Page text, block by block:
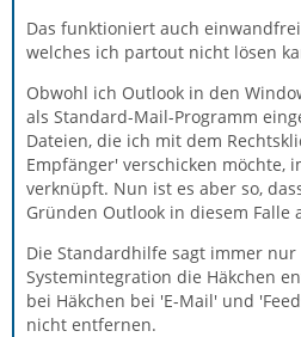
Das funktioniert auch
welches ich partout nicht lösen
Obwohl ich Outlook in den
als Standard-Mail-Programm
Dateien, die ich mit dem
Empfänger' verschicken möchte,
verknüpft. Nun ist es aber so,
Gründen Outlook in diesem Falle
Die Standardhilfe sagt immer
Systemintegration die Häkchen
bei Häkchen bei 'E-Mail' und
nicht entfernen.